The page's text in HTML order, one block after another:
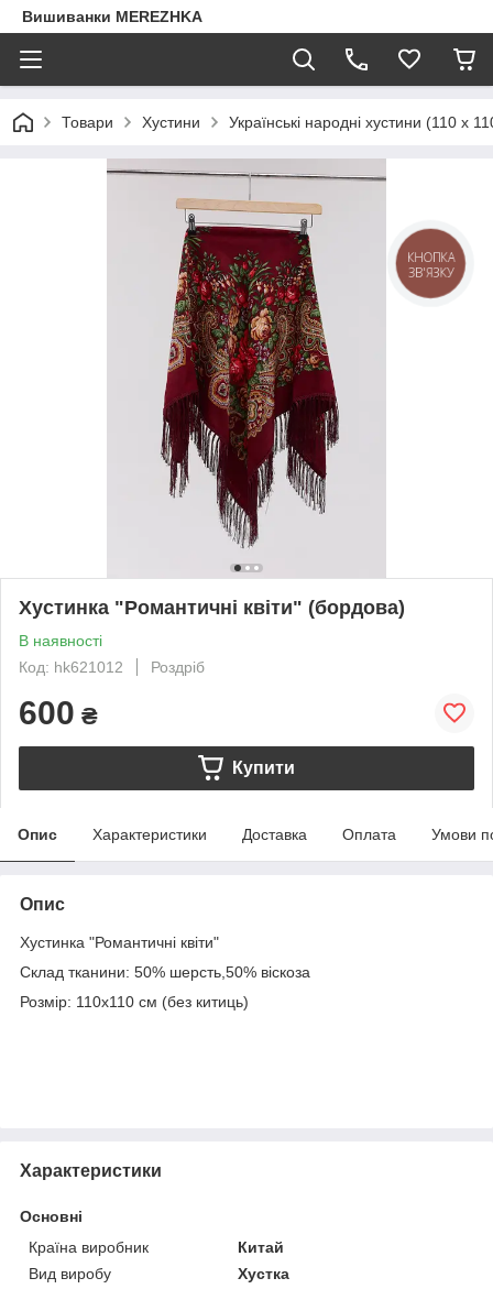
Вишиванки MEREZHKA
Товари Хустини Українські народні хустини (110 х
Хустинка "Романтичні квіти" (бордова)
В наявності
Код: hk621012
Роздріб
600 ₴
Купити
Опис Характеристики Доставка Оплата Умови
Опис
Хустинка "Романтичні квіти"
Склад тканини: 50% шерсть,50% віскоза
Розмір: 110х110 см (без китиць)
Характеристики
Основні
Країна виробник
Китай
Вид виробу
Хустка
КНОПКА
ЗВ'ЯЗКУ